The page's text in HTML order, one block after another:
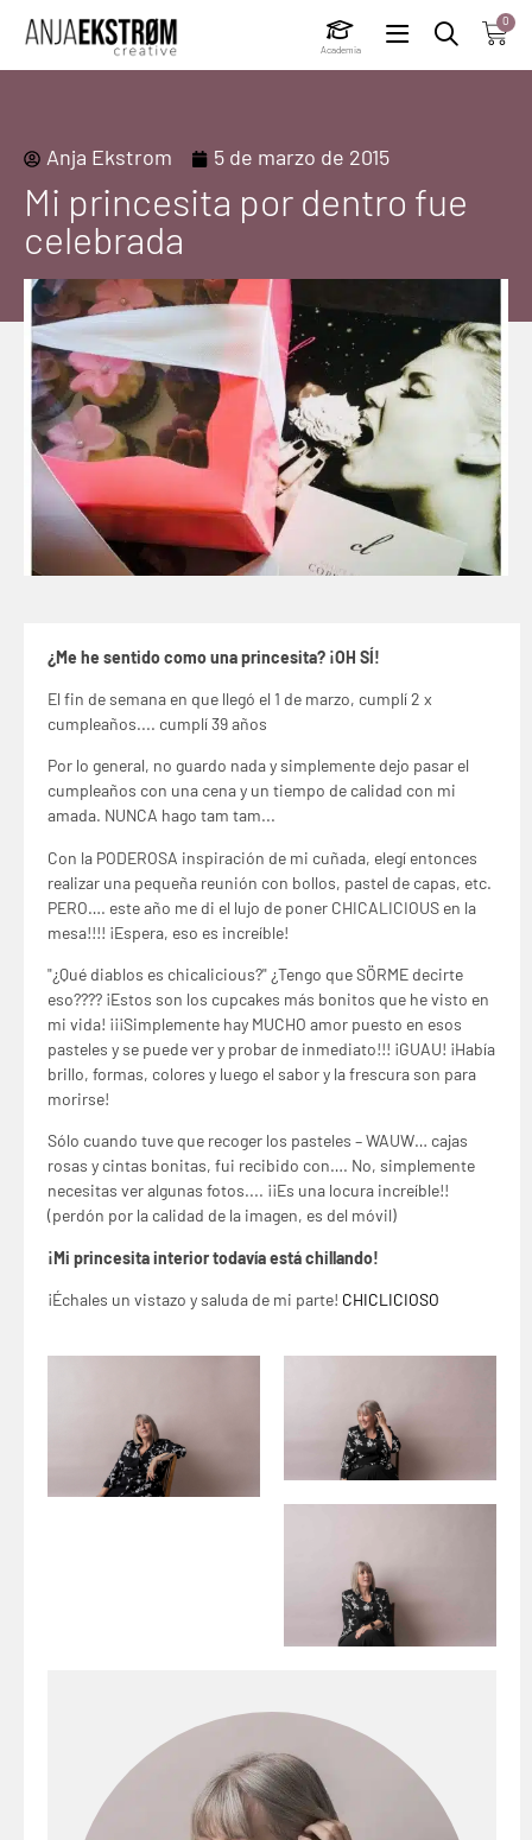
Academia
0
Anja Ekstrom 5 de marzo de 2015
Mi princesita por dentro fue
celebrada
¿Me he sentido como una princesita? ¡OH SÍ!
El fin de semana en que llegó el 1 de marzo, cumplí 2 x
cumpleaños.... cumplí 39 años
Por lo general, no guardo nada y simplemente dejo pasar el
cumpleaños con una cena y un tiempo de calidad con mi
amada. NUNCA hago tam tam...
Con la PODEROSA inspiración de mi cuñada, elegí entonces
realizar una pequeña reunión con bollos, pastel de capas, etc.
PERO…. este año me di el lujo de poner CHICALICIOUS en la
mesa!!!! ¡Espera, eso es increíble!
"¿Qué diablos es chicalicious?" ¿Tengo que SÖRME decirte
eso???? ¡Estos son los cupcakes más bonitos que he visto en
mi vida! ¡¡¡Simplemente hay MUCHO amor puesto en esos
pasteles y se puede ver y probar de inmediato!!! ¡GUAU! ¡Había
brillo, formas, colores y luego el sabor y la frescura son para
morirse!
Sólo cuando tuve que recoger los pasteles – WAUW… cajas
rosas y cintas bonitas, fui recibido con…. No, simplemente
necesitas ver algunas fotos.... ¡¡Es una locura increíble!!
(perdón por la calidad de la imagen, es del móvil)
¡Mi princesita interior todavía está chillando!
¡Échales un vistazo y saluda de mi parte! CHICLICIOSO